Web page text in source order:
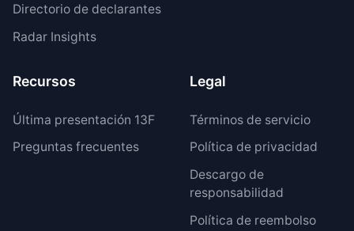
Directorio de declarantes
Radar Insights
Recursos
Última presentación 13F
Preguntas frecuentes
Legal
Términos de servicio
Política de privacidad
Descargo de
responsabilidad
Política de reembolso